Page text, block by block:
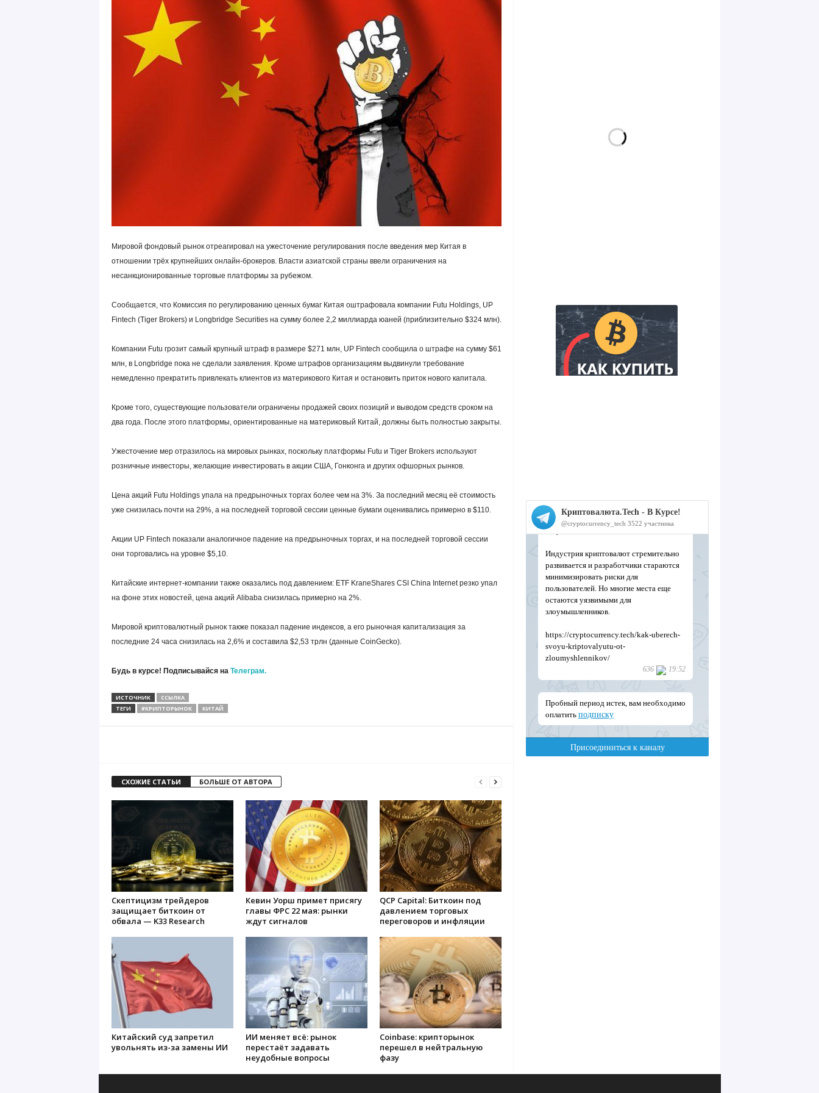
Мировой фондовый рынок отреагировал на ужесточение регулирования после введения мер Китая в
отношении трёх крупнейших онлайн-брокеров. Власти азиатской страны ввели ограничения на
несанкционированные торговые платформы за рубежом.
Сообщается, что Комиссия по регулированию ценных бумаг Китая оштрафовала компании Futu Holdings, UP
Fintech (Tiger Brokers) и Longbridge Securities на сумму более 2,2 миллиарда юаней (приблизительно $324 млн).
Компании Futu грозит самый крупный штраф в размере $271 млн, UP Fintech сообщила о штрафе на сумму $61
млн, в Longbridge пока не сделали заявления. Кроме штрафов организациям выдвинули требование
немедленно прекратить привлекать клиентов из материкового Китая и остановить приток нового капитала.
Кроме того, существующие пользователи ограничены продажей своих позиций и выводом средств сроком на
два года. После этого платформы, ориентированные на материковый Китай, должны быть полностью закрыты.
Ужесточение мер отразилось на мировых рынках, поскольку платформы Futu и Tiger Brokers используют
розничные инвесторы, желающие инвестировать в акции США, Гонконга и других офшорных рынков.
Цена акций Futu Holdings упала на предрыночных торгах более чем на 3%. За последний месяц её стоимость
уже снизилась почти на 29%, а на последней торговой сессии ценные бумаги оценивались примерно в $110.
Акции UP Fintech показали аналогичное падение на предрыночных торгах, и на последней торговой сессии
они торговались на уровне $5,10.
Китайские интернет-компании также оказались под давлением: ETF KraneShares CSI China Internet резко упал
на фоне этих новостей, цена акций Alibaba снизилась примерно на 2%.
Мировой криптовалютный рынок также показал падение индексов, а его рыночная капитализация за
последние 24 часа снизилась на 2,6% и составила $2,53 трлн (данные CoinGecko).
Будь в курсе! Подписывайся на Телеграм.
ИСТОЧНИК
ССЫЛКА
ТЕГИ
#КРИПТОРЫНОК КИТАЙ
СХОЖИЕ СТАТЬИ БОЛЬШЕ ОТ АВТОРА
Скептицизм трейдеров
защищает биткоин от
обвала — K33 Research
Кевин Уорш примет присягу
главы ФРС 22 мая: рынки
ждут сигналов
QCP Capital: Биткоин под
давлением торговых
переговоров и инфляции
Китайский суд запретил
увольнять из-за замены ИИ
ИИ меняет всё: рынок
перестаёт задавать
неудобные вопросы
Coinbase: крипторынок
перешел в нейтральную
фазу